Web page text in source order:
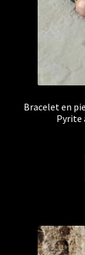
Bracelet en
Pyrite